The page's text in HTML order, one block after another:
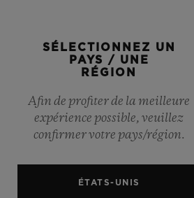
SKY BLUE
SÉLECTIONNEZ UN
PAYS / UNE
RÉGION
Afin de profiter de la meilleure
expérience possible, veuillez
confirmer votre pays/région.
ÉTATS-UNIS